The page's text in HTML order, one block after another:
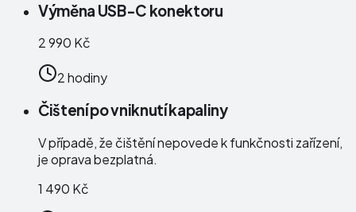
Výměna USB-C konektoru
2 990 Kč
2 hodiny
Čištení po vniknutí kapaliny
V případě, že čištění nepovede k funkčnosti zařízení,
je oprava bezplatná.
1 490 Kč